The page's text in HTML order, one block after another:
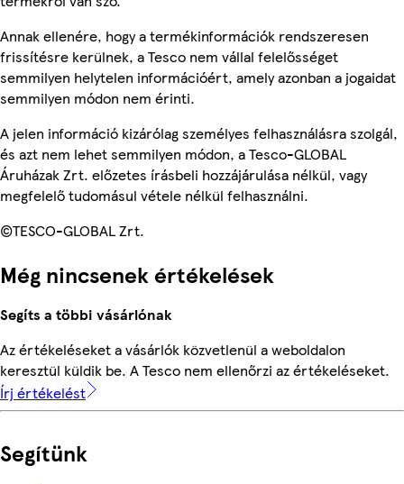
Annak ellenére, hogy a termékinformációk rendszeresen
frissítésre kerülnek, a Tesco nem vállal felelősséget
semmilyen helytelen információért, amely azonban a jogaidat
semmilyen módon nem érinti.
A jelen információ kizárólag személyes felhasználásra szolgál,
és azt nem lehet semmilyen módon, a Tesco-GLOBAL
Áruházak Zrt. előzetes írásbeli hozzájárulása nélkül, vagy
megfelelő tudomásul vétele nélkül felhasználni.
©TESCO-GLOBAL Zrt.
Még nincsenek értékelések
Segíts a többi vásárlónak
Az értékeléseket a vásárlók közvetlenül a weboldalon
keresztül küldik be. A Tesco nem ellenőrzi az értékeléseket.
Írj értékelést
Segítünk